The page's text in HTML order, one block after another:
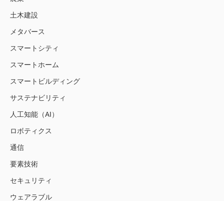
土木建設
メタバース
スマートシティ
スマートホーム
スマートビルディング
サステナビリティ
人工知能（AI）
ロボティクス
通信
要素技術
セキュリティ
ウェアラブル